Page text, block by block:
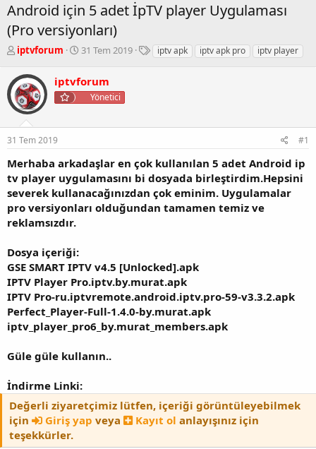
Android için 5 adet İpTV player Uygulaması
(Pro versiyonları)
K
n
b
u
y
u
b
ş
l
a
a
n
iptvforum
B
ş
l
a
g
t
a
r
h
31 Tem 2019
E
l
iptv apk iptv apk pro iptv player
iptvforum
Yönetici
31 Tem 2019 #1
Merhaba arkadaşlar en çok kullanılan 5 adet Android ip
tv player uygulamasını bi dosyada birleştirdim.Hepsini
severek kullanacağınızdan çok eminim. Uygulamalar
pro versiyonları olduğundan tamamen temiz ve
reklamsızdır.
Dosya içeriği:
GSE SMART IPTV v4.5 [Unlocked].apk
IPTV Player Pro.iptv.by.murat.apk
IPTV Pro-ru.iptvremote.android.iptv.pro-59-v3.3.2.apk
Perfect_Player-Full-1.4.0-by.murat.apk
iptv_player_pro6_by.murat_members.apk
Güle güle kullanın..
İndirme Linki:
Değerli ziyaretçimiz lütfen, içeriği görüntüleyebilmek
için
Giriş yap veya Kayıt ol anlayışınız için
teşekkürler.